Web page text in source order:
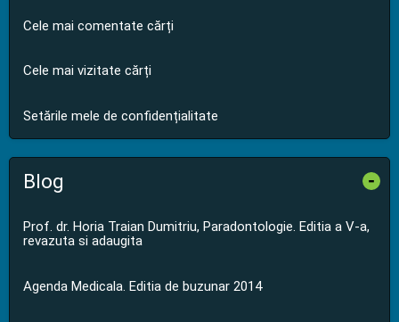
Cele mai comentate cărți
Cele mai vizitate cărți
Setările mele de confidențialitate
Blog -
Prof. dr. Horia Traian Dumitriu, Paradontologie. Editia a V-a,
revazuta si adaugita
Agenda Medicala. Editia de buzunar 2014